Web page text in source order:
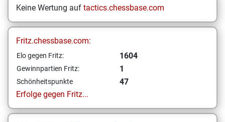
Keine Wertung auf tactics.chessbase.com
Fritz.chessbase.com:
Elo gegen Fritz: 1604
Gewinnpartien Fritz: 1
Schönheitspunkte
47
Erfolge gegen Fritz...